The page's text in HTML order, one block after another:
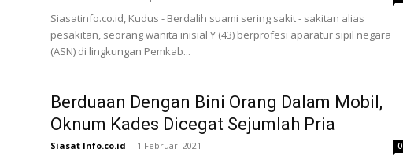
Siasatinfo.co.id, Kudus - Berdalih suami sering sakit - sakitan alias
pesakitan, seorang wanita inisial Y (43) berprofesi aparatur sipil negara
(ASN) di lingkungan Pemkab...
Berduaan Dengan Bini Orang Dalam Mobil,
Oknum Kades Dicegat Sejumlah Pria
Siasat Info.co.id - 1 Februari 2021 0